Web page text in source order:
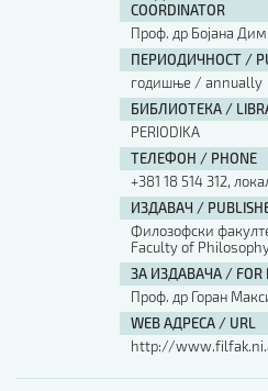
COORDINATOR
Проф. др Бојана
ПЕРИОДИЧНОСТ /
годишње / annually
БИБЛИОТЕКА /
PERIODIKA
ТЕЛЕФОН / PHONE
+381 18 514 312,
ИЗДАВАЧ /
Филозофски
Faculty of
ЗА ИЗДАВАЧА / FOR
Проф. др Горан
WEB АДРЕСА / URL
http://